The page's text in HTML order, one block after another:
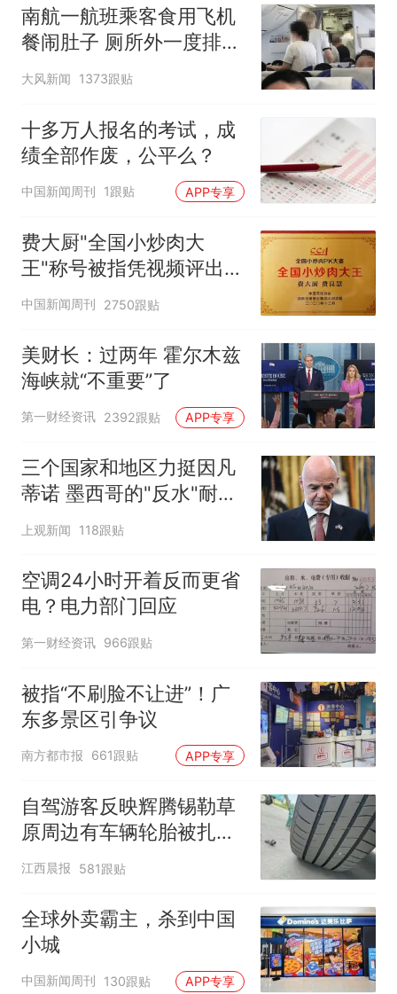
南航一航班乘客食用飞机
餐闹肚子 厕所外一度排长
队
大风新闻 1373跟贴
十多万人报名的考试，成
绩全部作废，公平么？
中国新闻周刊 1跟贴 APP专享
费大厨"全国小炒肉大
王"称号被指凭视频评出
官方回应
中国新闻周刊 2750跟贴
美财长：过两年 霍尔木兹
海峡就“不重要”了
第一财经资讯 2392跟贴 APP专享
三个国家和地区力挺因凡
蒂诺 墨西哥的"反水"耐人
寻味
上观新闻 118跟贴
空调24小时开着反而更省
电？电力部门回应
第一财经资讯 966跟贴
被指“不刷脸不让进”！广
东多景区引争议
南方都市报 661跟贴 APP专享
自驾游客反映辉腾锡勒草
原周边有车辆轮胎被扎，
修理店铺换胎价格高达千
元，官方发布情况通报
江西晨报 581跟贴
全球外卖霸主，杀到中国
小城
中国新闻周刊 130跟贴 APP专享